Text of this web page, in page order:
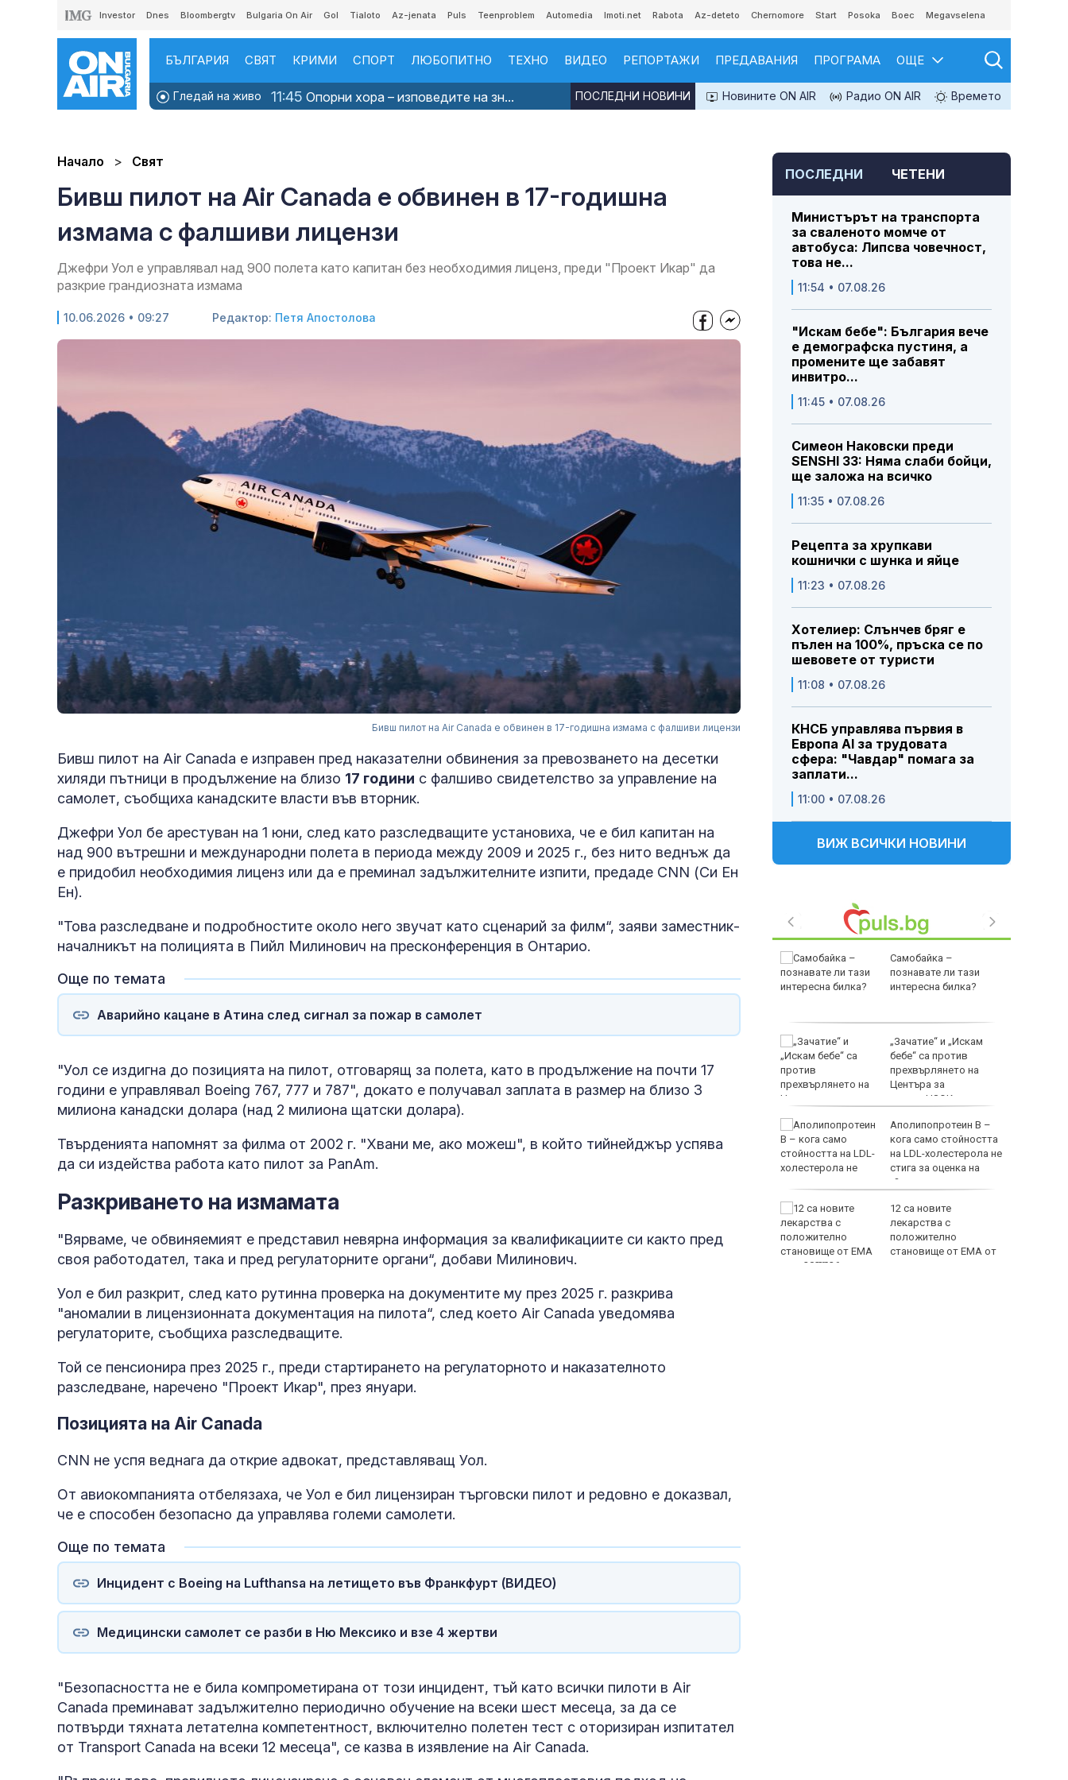
Investor Dnes Bloombergtv Bulgaria On Air Gol Tialoto Az-jenata Puls Teenproblem Automedia Imoti.net Rabota Az-deteto Chernomore Start Posoka Boec Megavselena
БЪЛГАРИЯ СВЯТ КРИМИ СПОРТ ЛЮБОПИТНО ТЕХНО ВИДЕО РЕПОРТАЖИ ПРЕДАВАНИЯ ПРОГРАМА ОЩЕ
Гледай на живо 11:45 Опорни хора – изповедите на зн... Новините ON AIR Радио ON AIR Времето
ПОСЛЕДНИ НОВИНИ
Начало Свят
Бивш пилот на Air Canada е обвинен в 17-годишна
измама с фалшиви лицензи
Джефри Уол е управлявал над 900 полета като капитан без необходимия лиценз, преди "Проект Икар" да
разкрие грандиозната измама
10.06.2026 • 09:27 Редактор: Петя Апостолова
Бивш пилот на Air Canada е обвинен в 17-годишна измама с фалшиви лицензи
Бивш пилот на Air Canada е изправен пред наказателни обвинения за превозването на десетки
хиляди пътници в продължение на близо 17 години с фалшиво свидетелство за управление на
самолет, съобщиха канадските власти във вторник.
Джефри Уол бе арестуван на 1 юни, след като разследващите установиха, че е бил капитан на
над 900 вътрешни и международни полета в периода между 2009 и 2025 г., без нито веднъж да
е придобил необходимия лиценз или да е преминал задължителните изпити, предаде CNN (Си Ен
Ен).
"Това разследване и подробностите около него звучат като сценарий за филм“, заяви заместник-
началникът на полицията в Пийл Милинович на пресконференция в Онтарио.
Още по темата
Аварийно кацане в Атина след сигнал за пожар в самолет
"Уол се издигна до позицията на пилот, отговарящ за полета, като в продължение на почти 17
години е управлявал Boeing 767, 777 и 787", докато е получавал заплата в размер на близо 3
милиона канадски долара (над 2 милиона щатски долара).
Твърденията напомнят за филма от 2002 г. "Хвани ме, ако можеш", в който тийнейджър успява
да си издейства работа като пилот за PanAm.
Разкриването на измамата
"Вярваме, че обвиняемият е представил невярна информация за квалификациите си както пред
своя работодател, така и пред регулаторните органи“, добави Милинович.
Уол е бил разкрит, след като рутинна проверка на документите му през 2025 г. разкрива
"аномалии в лицензионната документация на пилота“, след което Air Canada уведомява
регулаторите, съобщиха разследващите.
Той се пенсионира през 2025 г., преди стартирането на регулаторното и наказателното
разследване, наречено "Проект Икар", през януари.
Позицията на Air Canada
CNN не успя веднага да открие адвокат, представляващ Уол.
От авиокомпанията отбелязаха, че Уол е бил лицензиран търговски пилот и редовно е доказвал,
че е способен безопасно да управлява големи самолети.
Още по темата
Инцидент с Boeing на Lufthansa на летището във Франкфурт (ВИДЕО)
Медицински самолет се разби в Ню Мексико и взе 4 жертви
"Безопасността не е била компрометирана от този инцидент, тъй като всички пилоти в Air
Canada преминават задължително периодично обучение на всеки шест месеца, за да се
потвърди тяхната летателна компетентност, включително полетен тест с оторизиран изпитател
от Transport Canada на всеки 12 месеца", се казва в изявление на Air Canada.
ПОСЛЕДНИ ЧЕТЕНИ
Министърът на транспорта
за сваленото момче от
автобуса: Липсва човечност,
това не...
11:54 • 07.08.26
"Искам бебе": България вече
е демографска пустиня, а
промените ще забавят
инвитро...
11:45 • 07.08.26
Симеон Наковски преди
SENSHI 33: Няма слаби бойци,
ще заложа на всичко
11:35 • 07.08.26
Рецепта за хрупкави
кошнички с шунка и яйце
11:23 • 07.08.26
Хотелиер: Слънчев бряг е
пълен на 100%, пръска се по
шевовете от туристи
11:08 • 07.08.26
КНСБ управлява първия в
Европа AI за трудовата
сфера: "Чавдар" помага за
заплати...
11:00 • 07.08.26
ВИЖ ВСИЧКИ НОВИНИ
Психолог анализира
агресията на
младежите в Пловдив
кости в Дунав са
открити преди 150
гарата в село Бутово
Самобайка –
познавате ли тази
интересна билка?
„Зачатие“ и „Искам
бебе“ са против
прехвърлянето на
Центъра за
асистирана репродукция към НЗОК
Аполипопротеин B –
кога само стойността
на LDL-холестерола не
стига за оценка на
сърдечносъдовия риск?
12 са новите
лекарства с
положително
становище от ЕМА от
юли 2026 г.